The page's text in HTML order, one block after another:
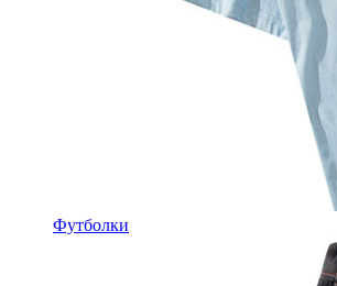
Футболки